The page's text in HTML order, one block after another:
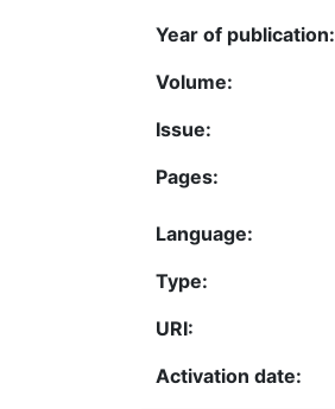
Year of publication:
Volume:
Issue:
Pages:
Language:
Type:
URI:
Activation date: